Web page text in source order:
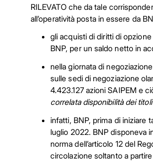
RILEVATO che da tale
all’operatività posta in essere da
gli acquisti di diritti di
BNP, per un saldo netto in
nella giornata di
sulle sedi di negoziazione
4.423.127 azioni SAIPEM e
correlata disponibilità dei titoli
infatti, BNP, prima di iniziare
luglio 2022. BNP disponeva
norma dell’articolo 12 del
circolazione soltanto a